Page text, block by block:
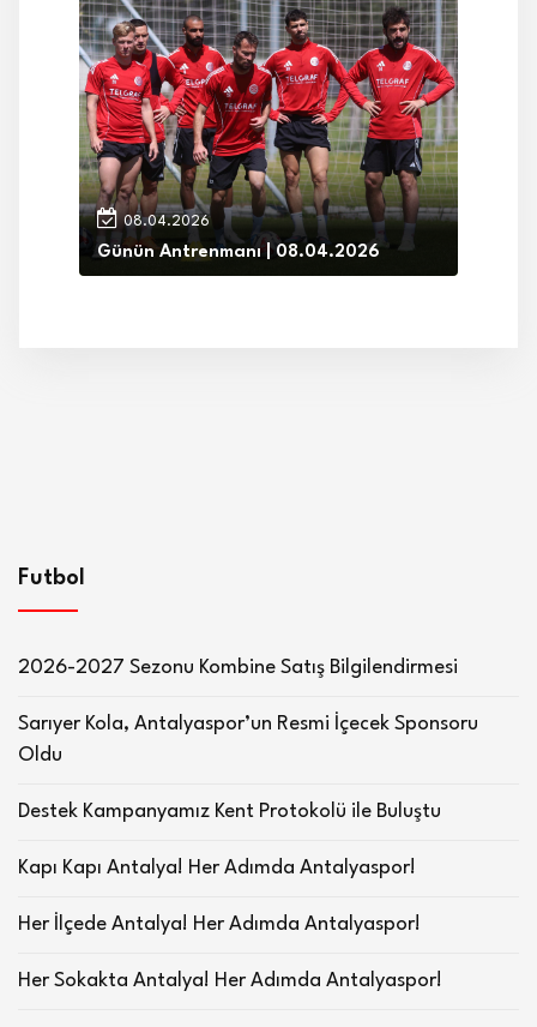
08.04.2026
Günün Antrenmanı | 08.04.2026
Futbol
2026-2027 Sezonu Kombine Satış Bilgilendirmesi
Sarıyer Kola, Antalyaspor’un Resmi İçecek Sponsoru
Oldu
Destek Kampanyamız Kent Protokolü ile Buluştu
Kapı Kapı Antalya! Her Adımda Antalyaspor!
Her İlçede Antalya! Her Adımda Antalyaspor!
Her Sokakta Antalya! Her Adımda Antalyaspor!